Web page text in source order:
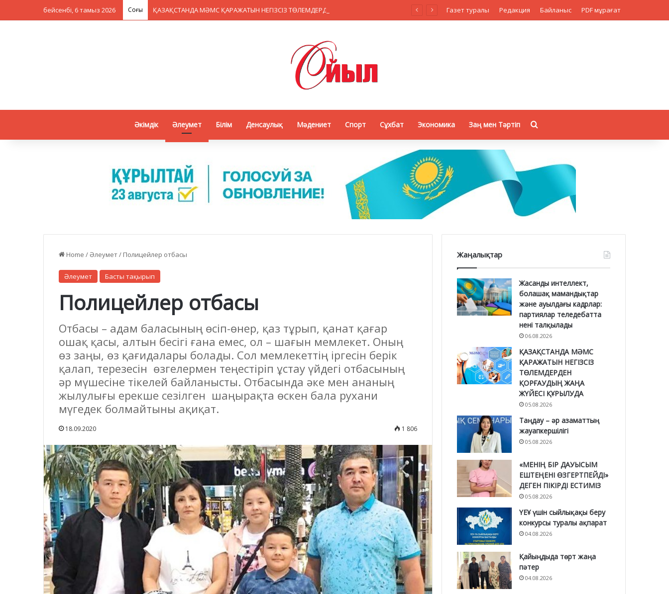
бейсенбі, 6 тамыз 2026 Соңғы Газет туралы Редакция Байланыс PDF мұрағат
Әкімдік Әлеумет Білім Денсаулық Мәдениет Спорт Сұхбат Экономика Заң мен Тәртіп
Home /Әлеумет/ Полицейлер отбасы
Әлеумет Басты тақырып
Полицейлер отбасы
Отбасы – адам баласының өсіп-өнер, қаз тұрып, қанат қағар
ошақ қасы, алтын бесігі ғана емес, ол – шағын мемлекет. Оның
өз заңы, өз қағидалары болады. Сол мемлекеттің іргесін берік
қалап, терезесін өзгелермен теңестіріп ұстау үйдегі отбасының
әр мүшесіне тікелей байланысты. Отбасында әке мен ананың
жылулығы ерекше сезілген шаңырақта өскен бала рухани
мүгедек болмайтыны ақиқат.
18.09.2020 1 806
Жаңалықтар
Жасанды интеллект,
болашақ мамандықтар
және ауылдағы кадрлар:
партиялар теледебатта
нені талқылады
06.08.2026
ҚАЗАҚСТАНДА МӘМС
ҚАРАЖАТЫН НЕГІЗСІЗ
ТӨЛЕМДЕРДЕН
ҚОРҒАУДЫҢ ЖАҢА
ЖҮЙЕСІ ҚҰРЫЛУДА
05.08.2026
Таңдау – әр азаматтың
жауапкершілігі
05.08.2026
«МЕНІҢ БІР ДАУЫСЫМ
ЕШТЕҢЕНІ ӨЗГЕРТПЕЙДІ»
ДЕГЕН ПІКІРДІ ЕСТИМІЗ
05.08.2026
ҮЕҰ үшін сыйлықақы беру
конкурсы туралы ақпарат
04.08.2026
Қайыңдыда төрт жаңа
пәтер
04.08.2026